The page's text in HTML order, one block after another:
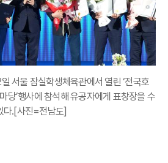
서울 잠실학생체육관에서 열린 ‘전국호
당’행사에 참석해 유공자에게 표창장을 수
다.[사진=전남도]